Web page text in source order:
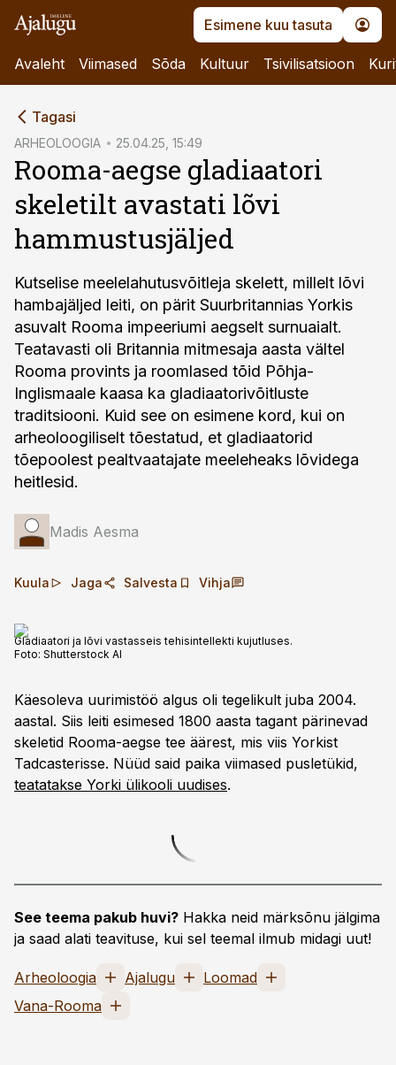
Esimene kuu tasuta
Avaleht Viimased Sõda Kultuur Tsivilisatsioon
Tagasi
ARHEOLOOGIA 25.04.25, 15:49
Rooma-aegse gladiaatori
skeletilt avastati lõvi
hammustusjäljed
Kutselise meelelahutusvõitleja skelett, millelt lõvi
hambajäljed leiti, on pärit Suurbritannias Yorkis
asuvalt Rooma impeeriumi aegselt surnuaialt.
Teatavasti oli Britannia mitmesaja aasta vältel
Rooma provints ja roomlased tõid Põhja-
Inglismaale kaasa ka gladiaatorivõitluste
traditsiooni. Kuid see on esimene kord, kui on
arheoloogiliselt tõestatud, et gladiaatorid
tõepoolest pealtvaatajate meeleheaks lõvidega
heitlesid.
Madis Aesma
Kuula Jaga Salvesta Vihja
Gladiaatori ja lõvi vastasseis tehisintellekti kujutluses.
Foto: Shutterstock AI
Käesoleva uurimistöö algus oli tegelikult juba 2004.
aastal. Siis leiti esimesed 1800 aasta tagant pärinevad
skeletid Rooma-aegse tee äärest, mis viis Yorkist
Tadcasterisse. Nüüd said paika viimased pusletükid,
teatatakse Yorki ülikooli uudises.
See teema pakub huvi? Hakka neid märksõnu jälgima
ja saad alati teavituse, kui sel teemal ilmub midagi uut!
Arheoloogia Ajalugu
Loomad
Vana-Rooma